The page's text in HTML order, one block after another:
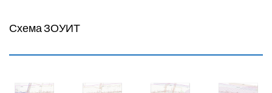
Схема ЗОУИТ